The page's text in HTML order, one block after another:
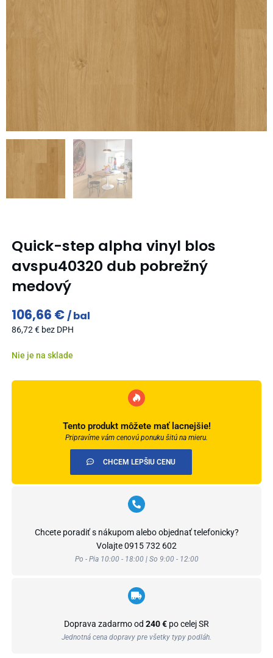
Quick-step alpha vinyl blos
avspu40320 dub pobrežný
medový
106,66 € bal
86,72 € bez DPH
Nie je na sklade
Tento produkt môžete mať lacnejšie!
Pripravíme vám cenovú ponuku šitú na mieru.
CHCEM LEPŠIU CENU
Chcete poradiť s nákupom alebo objednať telefonicky?
Volajte0915 732 602
Po - Pia 10:00 - 18:00 | So 9:00 - 12:00
Doprava zadarmo od 240 € po celej SR
Jednotná cena dopravy pre všetky typy podláh.